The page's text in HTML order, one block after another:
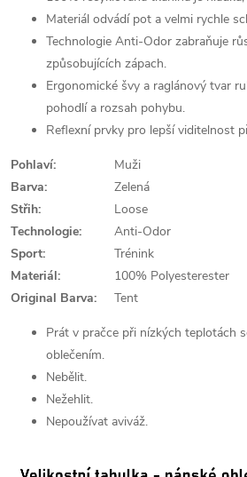
Materiál odvádí pot a velmi rychle
Technologie Anti-Odor zabraňuje
způsobujících zápach.
Ergonomické švy a raglánový tvar
pohodlí a rozsah pohybu.
Reflexní prvky pro lepší viditelnost
Pohlaví:
Muži
Barva:
Zelená
Střih:
Loose
Technologie:
Anti-Odor
Sport:
Trénink
Materiál:
100% Polyesterester
Original Barva:
Tent
Prát v pračce při nízkých teplotách
oblečením.
Nebělit.
Nežehlit.
Nepoužívat aviváž.